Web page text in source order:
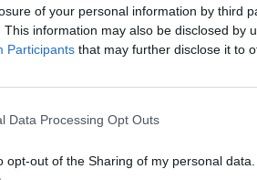
of your personal information by third
This information may also be disclosed by
Participants that may further disclose it to
Data Processing Opt Outs
opt-out of the Sharing of my personal data.
Con la guida di
Officer di VML
Officer di
Growth Officer di
case, i due eventi